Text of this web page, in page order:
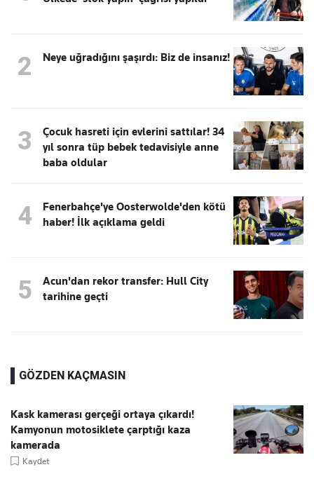
2 Neye uğradığını şaşırdı: Biz de insanız!
3
Çocuk hasreti için evlerini sattılar! 34
yıl sonra tüp bebek tedavisiyle anne
baba oldular
4
Fenerbahçe'ye Oosterwolde'den kötü
haber! İlk açıklama geldi
5
Acun'dan rekor transfer: Hull City
tarihine geçti
GÖZDEN KAÇMASIN
Kask kamerası gerçeği ortaya çıkardı!
Kamyonun motosiklete çarptığı kaza
kamerada
Kaydet